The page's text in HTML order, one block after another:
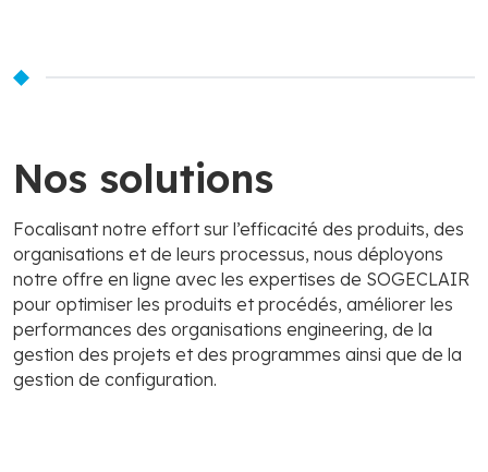
Nos solutions
Focalisant notre effort sur l’efficacité des produits, des
organisations et de leurs processus, nous déployons
notre offre en ligne avec les expertises de SOGECLAIR
pour optimiser les produits et procédés, améliorer les
performances des organisations engineering, de la
gestion des projets et des programmes ainsi que de la
gestion de configuration.